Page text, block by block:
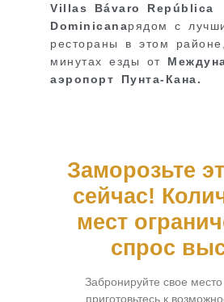
Villas Bávaro República
Dominicanaрядом с
рестораны в этом
минутах езды от
аэропорт Пунта-Кана.
Заморозьте
сейчас!
мест
спрос
Забронируйте свое
приготовьтесь к